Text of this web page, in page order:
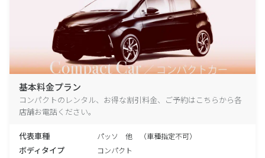
基本料金プラン
コンパクトのレンタル、お得な割引料金、ご予約はこちらから各
店舗お電話ください。
代表車種 パッソ 他 （車種指定不可）
ボディタイプ コンパクト